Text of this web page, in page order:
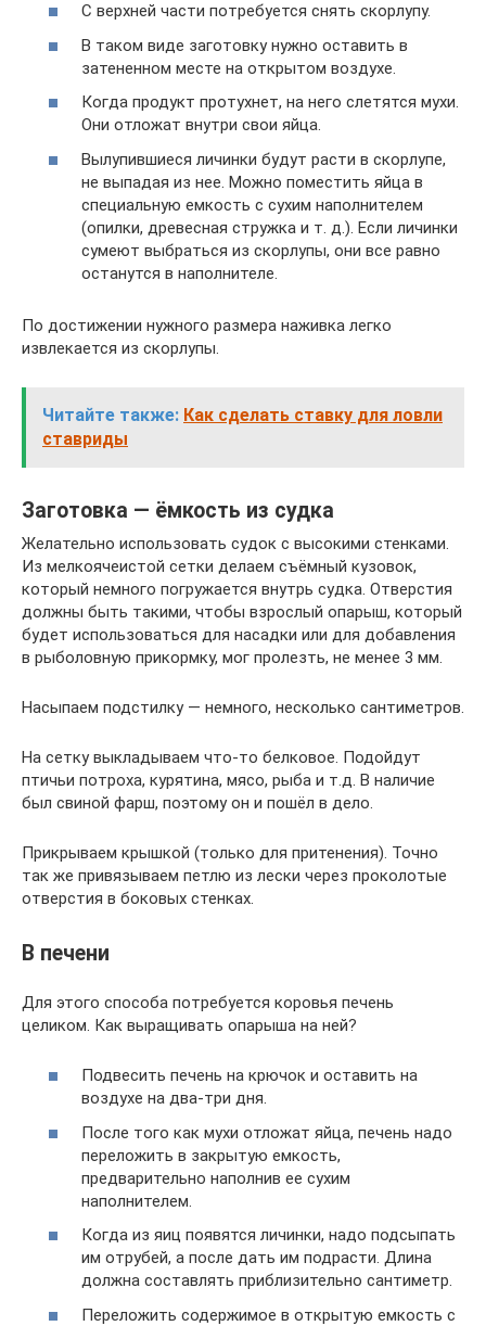
С верхней части потребуется снять скорлупу.
В таком виде заготовку нужно оставить в
затененном месте на открытом воздухе.
Когда продукт протухнет, на него слетятся мухи.
Они отложат внутри свои яйца.
Вылупившиеся личинки будут расти в скорлупе,
не выпадая из нее. Можно поместить яйца в
специальную емкость с сухим наполнителем
(опилки, древесная стружка и т. д.). Если личинки
сумеют выбраться из скорлупы, они все равно
останутся в наполнителе.
По достижении нужного размера наживка легко
извлекается из скорлупы.
Читайте также: Как сделать ставку для ловли
ставриды
Заготовка — ёмкость из судка
Желательно использовать судок с высокими стенками.
Из мелкоячеистой сетки делаем съёмный кузовок,
который немного погружается внутрь судка. Отверстия
должны быть такими, чтобы взрослый опарыш, который
будет использоваться для насадки или для добавления
в рыболовную прикормку, мог пролезть, не менее 3 мм.
Насыпаем подстилку — немного, несколько сантиметров.
На сетку выкладываем что-то белковое. Подойдут
птичьи потроха, курятина, мясо, рыба и т.д. В наличие
был свиной фарш, поэтому он и пошёл в дело.
Прикрываем крышкой (только для притенения). Точно
так же привязываем петлю из лески через проколотые
отверстия в боковых стенках.
В печени
Для этого способа потребуется коровья печень
целиком. Как выращивать опарыша на ней?
Подвесить печень на крючок и оставить на
воздухе на два-три дня.
После того как мухи отложат яйца, печень надо
переложить в закрытую емкость,
предварительно наполнив ее сухим
наполнителем.
Когда из яиц появятся личинки, надо подсыпать
им отрубей, а после дать им подрасти. Длина
должна составлять приблизительно сантиметр.
Переложить содержимое в открытую емкость с